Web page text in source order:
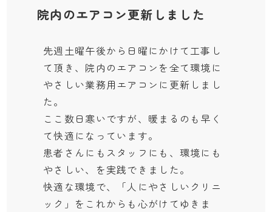
院内のエアコン更新しました
先週土曜午後から日曜にかけて工事し
て頂き、院内のエアコンを全て環境に
やさしい業務用エアコンに更新しまし
た。
ここ数日寒いですが、暖まるのも早く
て快適になっています。
患者さんにもスタッフにも、環境にも
やさしい、を実践できました。
快適な環境で、「人にやさしいクリニ
ック」をこれからも心がけてゆきま